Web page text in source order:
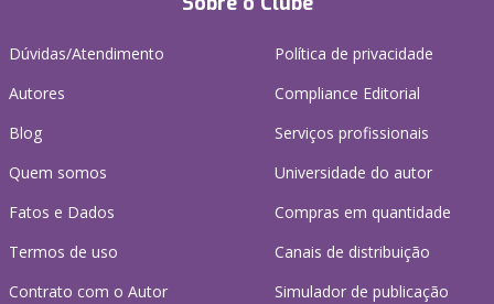
Dúvidas/Atendimento
Autores
Blog
Quem somos
Fatos e Dados
Termos de uso
Contrato com o Autor
Política de privacidade
Compliance Editorial
Serviços profissionais
Universidade do autor
Compras em quantidade
Canais de distribuição
Simulador de publicação